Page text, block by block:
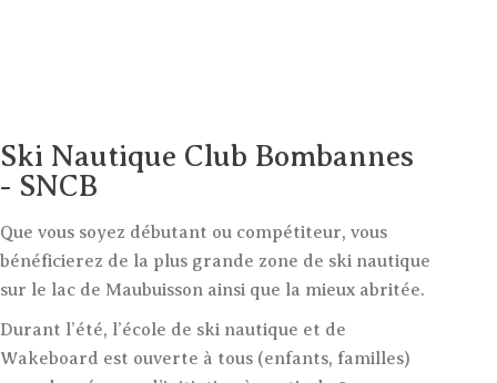
Ski Nautique Club Bombannes
- SNCB
Que vous soyez débutant ou compétiteur, vous
bénéficierez de la plus grande zone de ski nautique
sur le lac de Maubuisson ainsi que la mieux abritée.
Durant l’été, l’école de ski nautique et de
Wakeboard est ouverte à tous (enfants, familles)